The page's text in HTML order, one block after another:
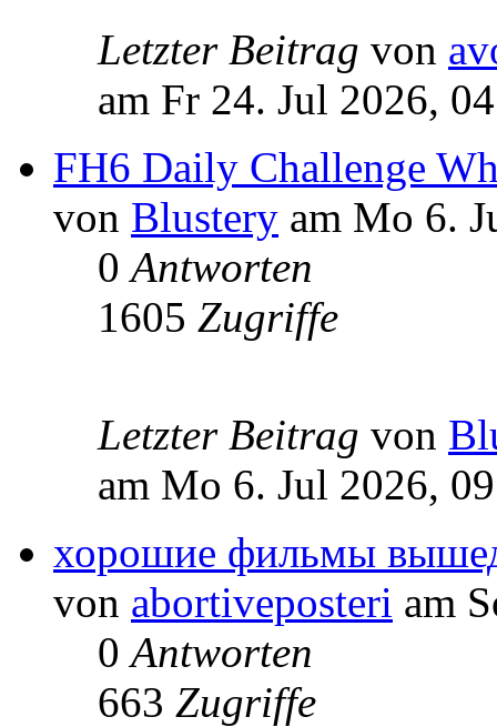
Letzter Beitrag von
am Fr 24. Jul 2026,
FH6 Daily Challenge
von Blustery am Mo 6.
0Antworten
1605 Zugriffe
Letzter Beitrag von
am Mo 6. Jul 2026,
хорошие фильмы
von abortiveposteri am
0Antworten
663 Zugriffe